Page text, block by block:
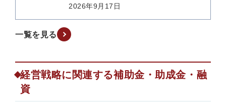
2026年9月17日
一覧を見る
経営戦略に関連する補助金・助成金・融
資